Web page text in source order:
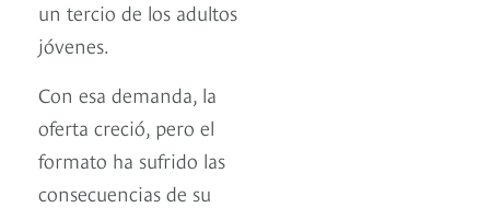
un tercio de los adultos
jóvenes.
Con esa demanda, la
oferta creció, pero el
formato ha sufrido las
consecuencias de su